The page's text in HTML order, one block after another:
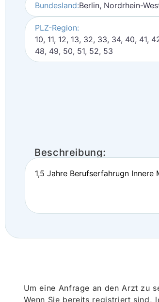
Bundesland:Berlin, Nordrhein-
PLZ-Region:
10, 11, 12, 13, 32, 33, 34, 40, 41,
48, 49, 50, 51, 52, 53
Beschreibung:
1,5 Jahre Berufserfahrugn Innere
Um eine Anfrage an den Arzt zu
Wenn Sie bereits registriert sind,